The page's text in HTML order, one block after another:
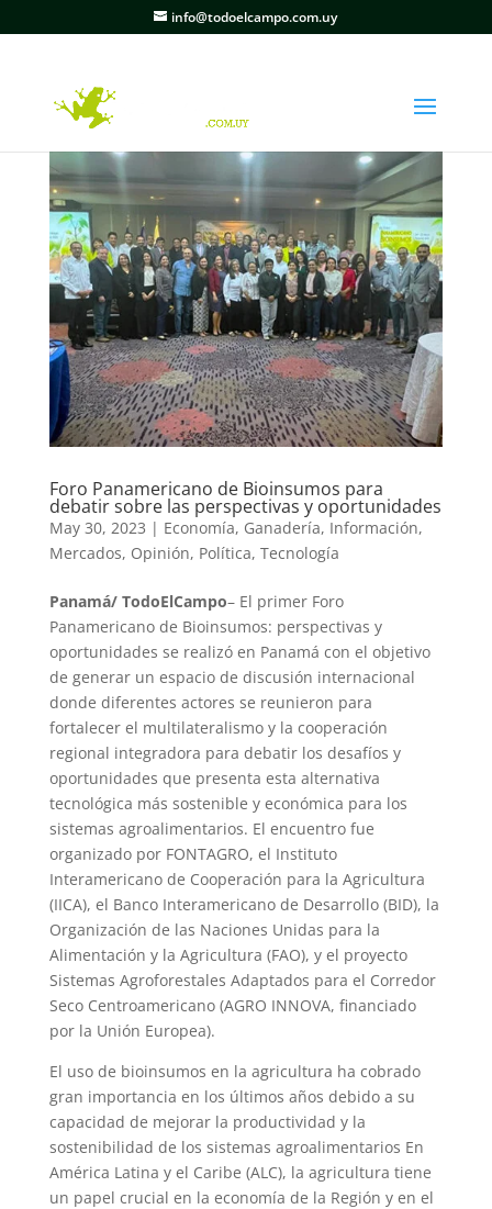
info@todoelcampo.com.uy
Foro Panamericano de Bioinsumos para
debatir sobre las perspectivas y oportunidades
May 30, 2023 | Economía, Ganadería, Información,
Mercados, Opinión, Política, Tecnología
Panamá/ TodoElCampo– El primer Foro
Panamericano de Bioinsumos: perspectivas y
oportunidades se realizó en Panamá con el objetivo
de generar un espacio de discusión internacional
donde diferentes actores se reunieron para
fortalecer el multilateralismo y la cooperación
regional integradora para debatir los desafíos y
oportunidades que presenta esta alternativa
tecnológica más sostenible y económica para los
sistemas agroalimentarios. El encuentro fue
organizado por FONTAGRO, el Instituto
Interamericano de Cooperación para la Agricultura
(IICA), el Banco Interamericano de Desarrollo (BID), la
Organización de las Naciones Unidas para la
Alimentación y la Agricultura (FAO), y el proyecto
Sistemas Agroforestales Adaptados para el Corredor
Seco Centroamericano (AGRO INNOVA, financiado
por la Unión Europea).
El uso de bioinsumos en la agricultura ha cobrado
gran importancia en los últimos años debido a su
capacidad de mejorar la productividad y la
sostenibilidad de los sistemas agroalimentarios En
América Latina y el Caribe (ALC), la agricultura tiene
un papel crucial en la economía de la Región y en el